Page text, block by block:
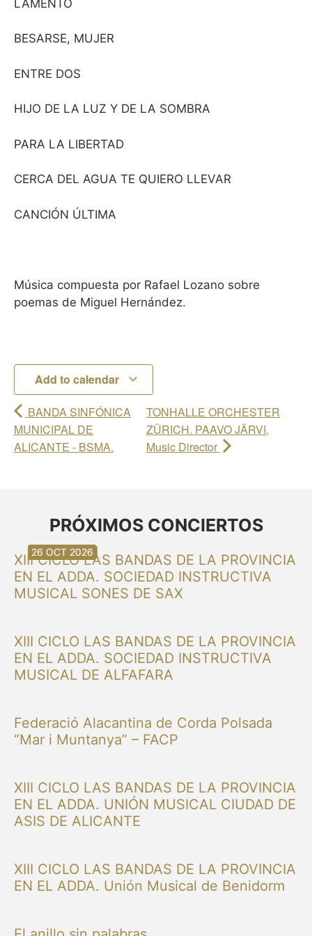
LAMENTO
BESARSE, MUJER
ENTRE DOS
HIJO DE LA LUZ Y DE LA SOMBRA
PARA LA LIBERTAD
CERCA DEL AGUA TE QUIERO LLEVAR
CANCIÓN ÚLTIMA
Música compuesta por Rafael Lozano sobre
poemas de Miguel Hernández.
Add to calendar
BANDA SINFÓNICA
MUNICIPAL DE
ALICANTE - BSMA.
TONHALLE ORCHESTER
ZÜRICH. PAAVO JÄRVI,
Music Director
PRÓXIMOS CONCIERTOS
XIII CICLO LAS BANDAS DE LA PROVINCIA
EN EL ADDA. SOCIEDAD INSTRUCTIVA
MUSICAL SONES DE SAX
30 AUG 2026
XIII CICLO LAS BANDAS DE LA PROVINCIA
EN EL ADDA. SOCIEDAD INSTRUCTIVA
MUSICAL DE ALFAFARA
30 AUG 2026
Federació Alacantina de Corda Polsada
“Mar i Muntanya” – FACP
13 SEP 2026
XIII CICLO LAS BANDAS DE LA PROVINCIA
EN EL ADDA. UNIÓN MUSICAL CIUDAD DE
ASIS DE ALICANTE
20 SEP 2026
XIII CICLO LAS BANDAS DE LA PROVINCIA
EN EL ADDA. Unión Musical de Benidorm
20 SEP 2026
26 SEP 2026
03 OCT 2026
16 OCT 2026
26 OCT 2026